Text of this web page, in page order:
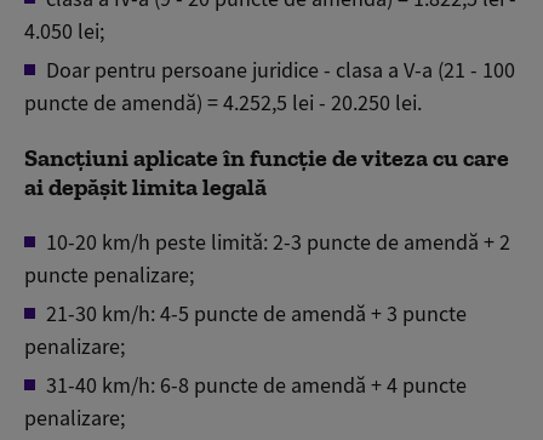
4.050 lei;
Doar pentru persoane juridice - clasa a V-a (21 - 100
puncte de amendă) = 4.252,5 lei - 20.250 lei.
Sancțiuni aplicate în funcție de viteza cu care
ai depășit limita legală
10-20 km/h peste limită: 2-3 puncte de amendă + 2
puncte penalizare;
21-30 km/h: 4-5 puncte de amendă + 3 puncte
penalizare;
31-40 km/h: 6-8 puncte de amendă + 4 puncte
penalizare;